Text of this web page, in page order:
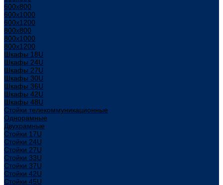
600x800
600х1000
600х1200
800x800
800х1000
800х1200
Шкафы 18U
Шкафы 24U
Шкафы 27U
Шкафы 30U
Шкафы 36U
Шкафы 42U
Шкафы 48U
Стойки телекоммуникационные
Однорамные
Двухрамные
Стойки 17U
Стойки 24U
Стойки 27U
Стойки 33U
Стойки 37U
Стойки 42U
Стойки 45U